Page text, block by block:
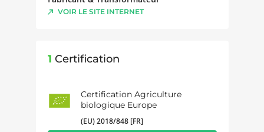
VOIR LE SITE INTERNET
1 Certification
Certification Agriculture
biologique Europe
(EU) 2018/848 [FR]